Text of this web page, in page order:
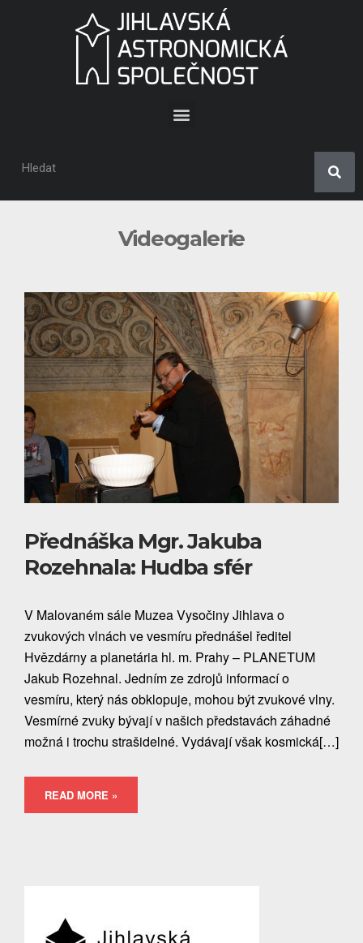
Videogalerie
Přednáška Mgr. Jakuba
Rozehnala: Hudba sfér
V Malovaném sále Muzea Vysočiny Jihlava o
zvukových vlnách ve vesmíru přednášel ředitel
Hvězdárny a planetária hl. m. Prahy – PLANETUM
Jakub Rozehnal. Jedním ze zdrojů informací o
vesmíru, který nás obklopuje, mohou být zvukové vlny.
Vesmírné zvuky bývají v našich představách záhadné
možná i trochu strašidelné. Vydávají však kosmická[…]
READ MORE »